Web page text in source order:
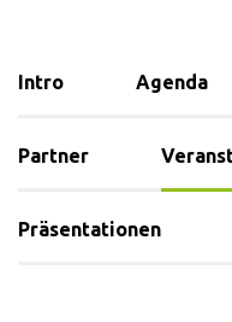
Intro Agenda
Partner
Präsentationen